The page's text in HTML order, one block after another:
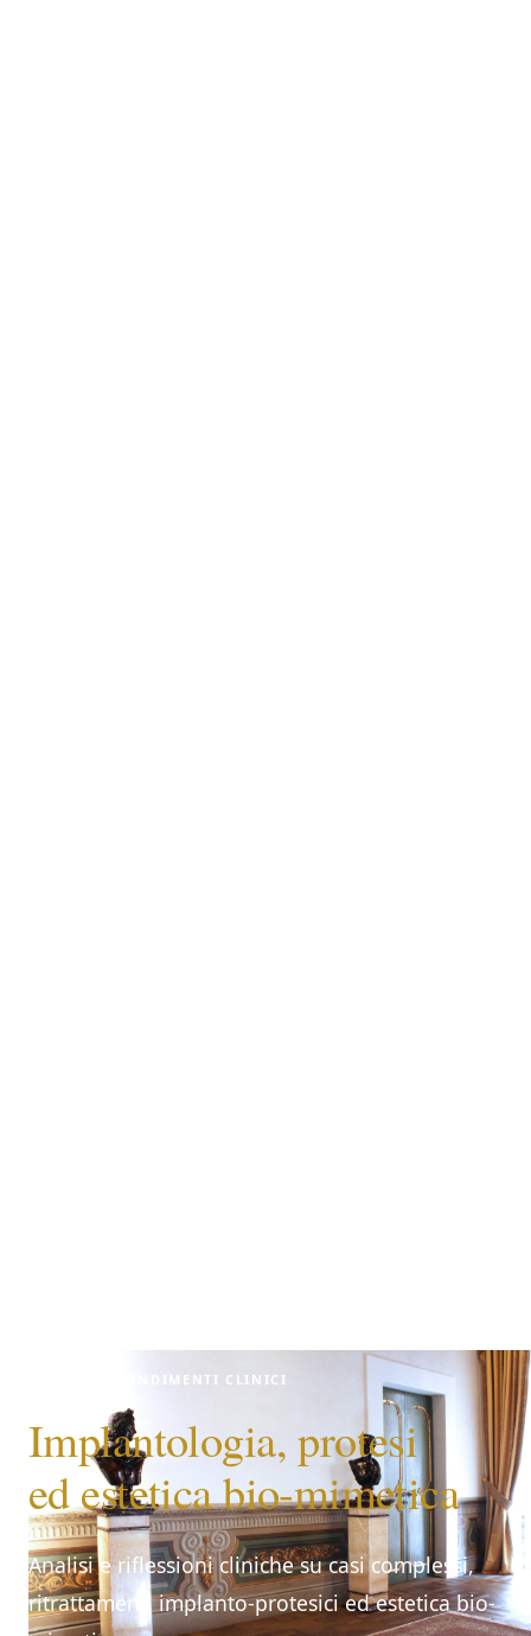
APPROFONDIMENTI CLINICI
Implantologia, protesi
ed estetica bio-mimetica
Analisi e riflessioni cliniche su casi complessi,
ritrattamenti implanto-protesici ed estetica bio-